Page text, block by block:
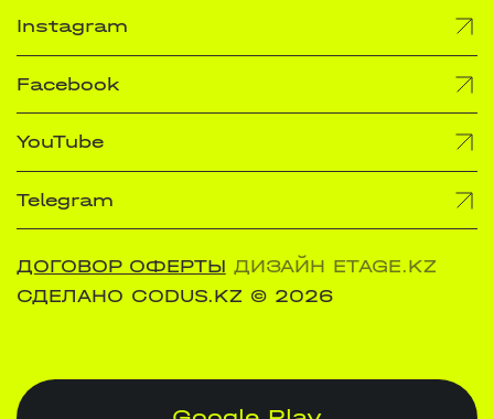
Instagram
Facebook
YouTube
Telegram
ДОГОВОР ОФЕРТЫ ДИЗАЙН ETAGE.KZ
СДЕЛАНО CODUS.KZ © 2026